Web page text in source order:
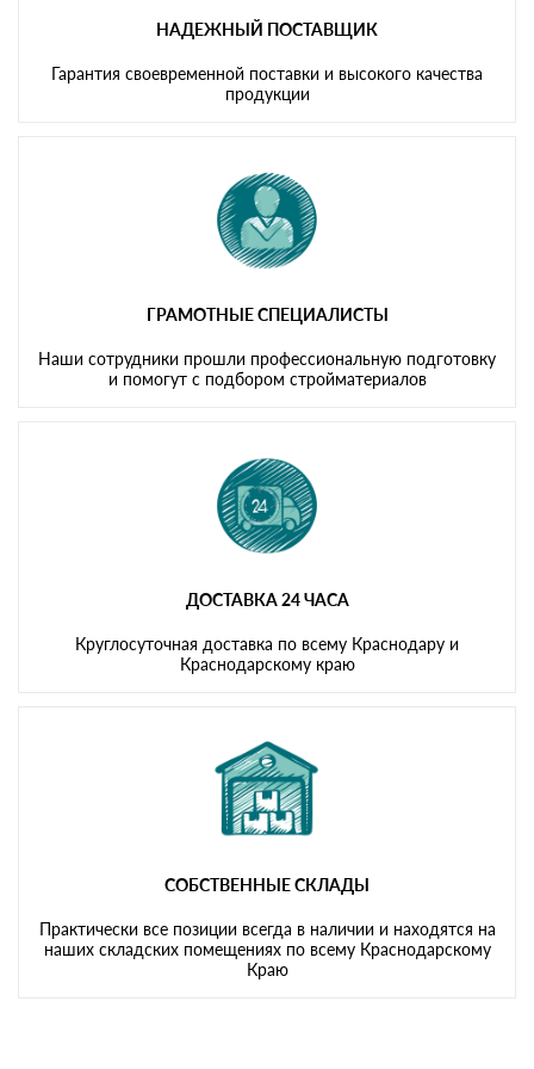
НАДЕЖНЫЙ ПОСТАВЩИК
Гарантия своевременной поставки и высокого качества
продукции
ГРАМОТНЫЕ СПЕЦИАЛИСТЫ
Наши сотрудники прошли профессиональную подготовку
и помогут с подбором стройматериалов
ДОСТАВКА 24 ЧАСА
Круглосуточная доставка по всему Краснодару и
Краснодарскому краю
СОБСТВЕННЫЕ СКЛАДЫ
Практически все позиции всегда в наличии и находятся на
наших складских помещениях по всему Краснодарскому
Краю